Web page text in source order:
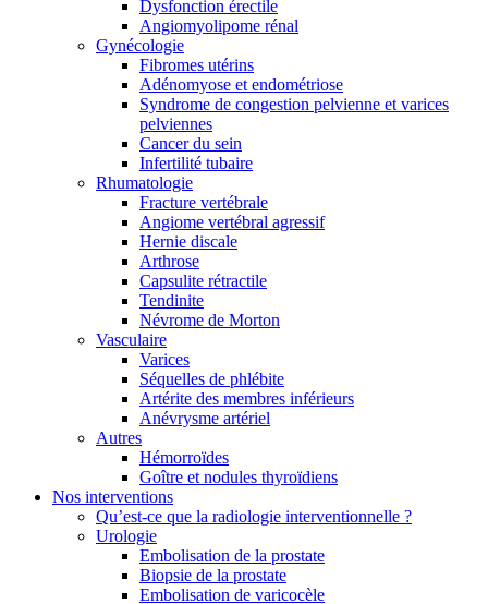
Dysfonction érectile
Angiomyolipome rénal
Gynécologie
Fibromes utérins
Adénomyose et endométriose
Syndrome de congestion pelvienne et varices
pelviennes
Cancer du sein
Infertilité tubaire
Rhumatologie
Fracture vertébrale
Angiome vertébral agressif
Hernie discale
Arthrose
Capsulite rétractile
Tendinite
Névrome de Morton
Vasculaire
Varices
Séquelles de phlébite
Artérite des membres inférieurs
Anévrysme artériel
Autres
Hémorroïdes
Goître et nodules thyroïdiens
Nos interventions
Qu’est-ce que la radiologie interventionnelle ?
Urologie
Embolisation de la prostate
Biopsie de la prostate
Embolisation de varicocèle